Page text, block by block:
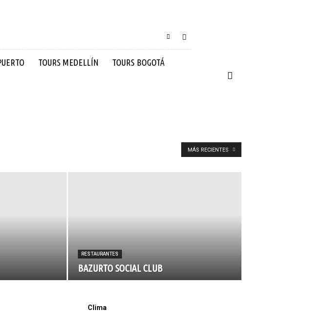
TOURS MEDELLÍN TOURS BOGOTÁ
MÁS RECIENTES
RESTAURANTES
BAZURTO SOCIAL CLUB
Clima